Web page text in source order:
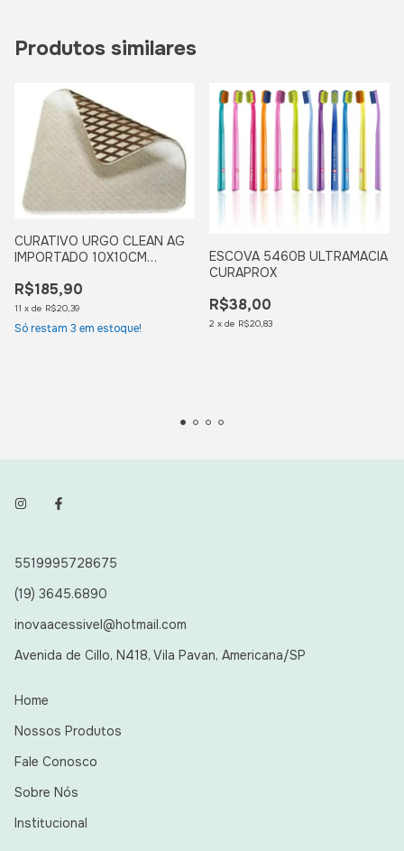
Produtos similares
CURATIVO URGO CLEAN AG
IMPORTADO 10X10CM
R$185,90
11 x de R$20,39
Só restam 3 em estoque!
ESCOVA 5460B ULTRAMACIA
CURAPROX
R$38,00
2 x de R$20,83
5519995728675
(19) 3645.6890
inovaacessivel@hotmail.com
Avenida de Cillo, N418, Vila Pavan, Americana/SP
Home
Nossos Produtos
Fale Conosco
Sobre Nós
Institucional